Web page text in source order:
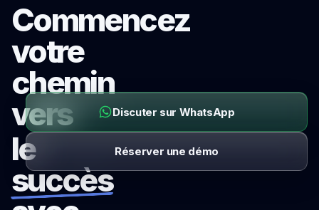
Commencez
votre
chemin
vers
le
succès
Discuter sur WhatsApp
Réserver une démo